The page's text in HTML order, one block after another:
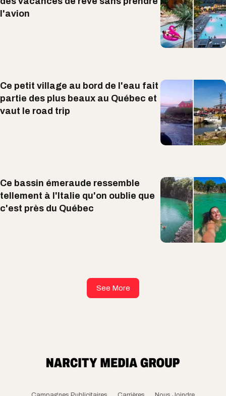
l'avion
Ce petit village au bord de l'eau fait
partie des plus beaux au Québec et
vaut le road trip
Ce bassin émeraude ressemble
tellement à l'Italie qu'on oublie que
c'est près du Québec
See More